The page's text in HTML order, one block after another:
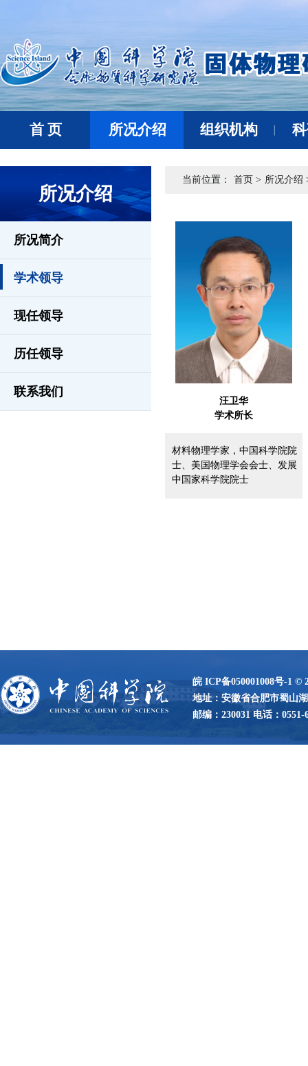
首 页 所况介绍 组织机构
所况介绍
所况简介
学术领导
现任领导
历任领导
联系我们
当前位置： 首页 > 所况介绍
汪卫华
学术所长
材料物理学家，中国科学院院
士、美国物理学会会士、发展
中国家科学院院士
皖 ICP备050001008号-1 ©
地址：安徽省合肥市蜀山
邮编：230031 电话：